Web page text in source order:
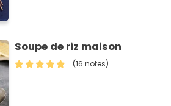
Soupe de riz maison
(16 notes)